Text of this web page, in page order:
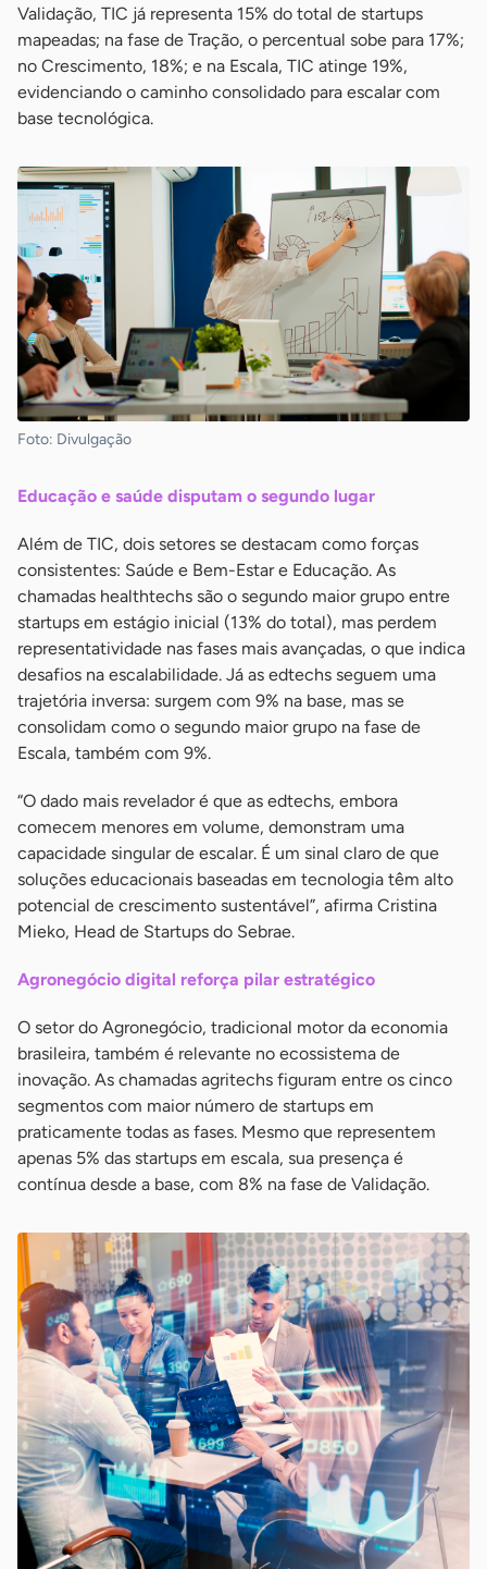
Validação, TIC já representa 15% do total de startups
mapeadas; na fase de Tração, o percentual sobe para 17%;
no Crescimento, 18%; e na Escala, TIC atinge 19%,
evidenciando o caminho consolidado para escalar com
base tecnológica.
Foto: Divulgação
Educação e saúde disputam o segundo lugar
Além de TIC, dois setores se destacam como forças
consistentes: Saúde e Bem-Estar e Educação. As
chamadas healthtechs são o segundo maior grupo entre
startups em estágio inicial (13% do total), mas perdem
representatividade nas fases mais avançadas, o que indica
desafios na escalabilidade. Já as edtechs seguem uma
trajetória inversa: surgem com 9% na base, mas se
consolidam como o segundo maior grupo na fase de
Escala, também com 9%.
“O dado mais revelador é que as edtechs, embora
comecem menores em volume, demonstram uma
capacidade singular de escalar. É um sinal claro de que
soluções educacionais baseadas em tecnologia têm alto
potencial de crescimento sustentável”, afirma Cristina
Mieko, Head de Startups do Sebrae.
Agronegócio digital reforça pilar estratégico
O setor do Agronegócio, tradicional motor da economia
brasileira, também é relevante no ecossistema de
inovação. As chamadas agritechs figuram entre os cinco
segmentos com maior número de startups em
praticamente todas as fases. Mesmo que representem
apenas 5% das startups em escala, sua presença é
contínua desde a base, com 8% na fase de Validação.